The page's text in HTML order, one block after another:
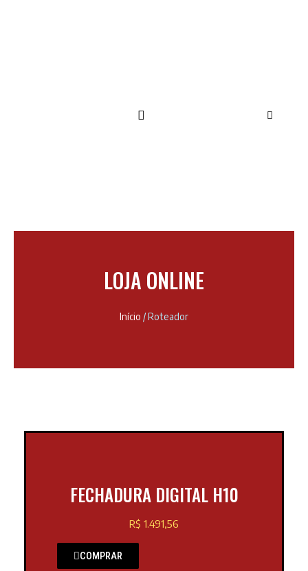
LOJA ONLINE
Início / Roteador
FECHADURA DIGITAL H10
R$ 1.491,56
COMPRAR